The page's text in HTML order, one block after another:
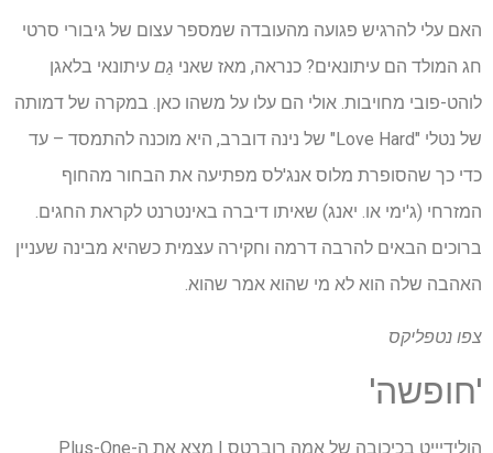
האם עלי להרגיש פגועה מהעובדה שמספר עצום של גיבורי סרטי
חג המולד הם עיתונאים? כנראה, מאז שאני גַם עיתונאי בלאגן
לוהט-פובי מחויבות. אולי הם עלו על משהו כאן. במקרה של דמותה
של נטלי "Love Hard" של נינה דוברב, היא מוכנה להתמסד – עד
כדי כך שהסופרת מלוס אנג'לס מפתיעה את הבחור מהחוף
המזרחי (ג'ימי או. יאנג) שאיתו דיברה באינטרנט לקראת החגים.
ברוכים הבאים להרבה דרמה וחקירה עצמית כשהיא מבינה שעניין
האהבה שלה הוא לא מי שהוא אמר שהוא.
צפו נטפליקס
'חופשה'
הולידיייט בכיכובה של אמה רוברטס | מצא את ה-Plus-One